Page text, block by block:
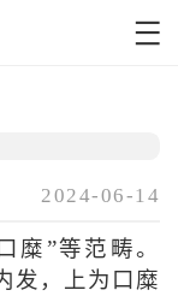
2024-06-14
糜”等范畴。
发，上为口糜